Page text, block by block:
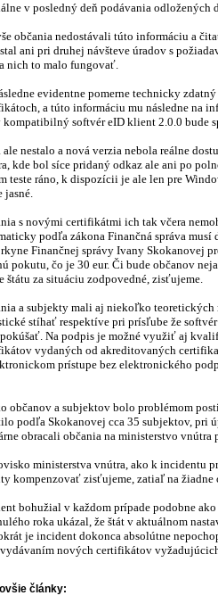
v posledný deň podávania odložených
občania nedostávali túto informáciu a
ani pri druhej návšteve úradov s
nich to malo fungovať.
evidentne pomerne technicky
a túto informáciu mu následne na
softvér eID klient 2.0.0 bude
ale nestalo a nová verzia nebola reálne
kde bol síce pridaný odkaz ale ani po
teste ráno, k dispozícii je ale len pre
jasné.
s novými certifikátmi ich tak včera
podľa zákona Finančná správa
Finančnej správy Ivany Skokanovej
pokutu, čo je 30 eur. Či bude občanov
štátu za situáciu zodpovedné, zisťujeme.
a subjekty mali aj niekoľko
stíhať respektíve pri prísľube že
Na podpis je možné využiť aj
vydaných od akreditovaných
prístupe bez elektronického
občanov a subjektov bolo problémom
podľa Skokanovej cca 35 subjektov, pri
obracali občania na ministerstvo vnútra
ministerstva vnútra, ako k incidentu
kompenzovať zisťujeme, zatiaľ na žiadne
bohužial v každom prípade podobne
roka ukázal, že štát v aktuálnom
je incident dokonca absolútne
nových certifikátov
články: